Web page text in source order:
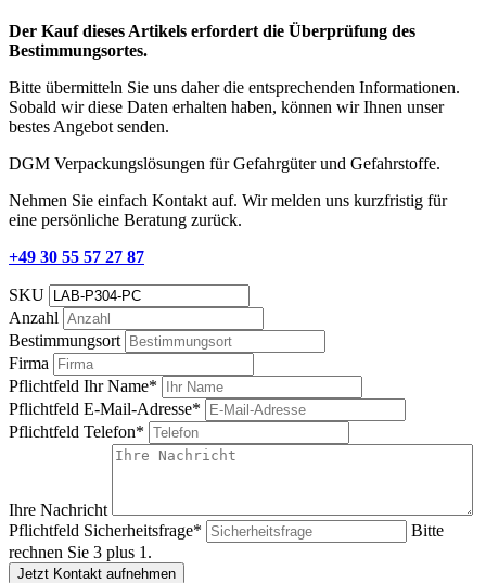
Der Kauf dieses Artikels erfordert die Überprüfung des
Bestimmungsortes.
Bitte übermitteln Sie uns daher die entsprechenden Informationen.
Sobald wir diese Daten erhalten haben, können wir Ihnen unser
bestes Angebot senden.
DGM Verpackungslösungen für Gefahrgüter und Gefahrstoffe.
Nehmen Sie einfach Kontakt auf. Wir melden uns kurzfristig für
eine persönliche Beratung zurück.
+49 30 55 57 27 87
SKU
Anzahl
Bestimmungsort
Firma
Pflichtfeld Ihr Name*
Pflichtfeld E-Mail-Adresse*
Pflichtfeld Telefon*
Ihre Nachricht
Pflichtfeld Sicherheitsfrage*
Bitte
rechnen Sie 3 plus 1.
Jetzt Kontakt aufnehmen